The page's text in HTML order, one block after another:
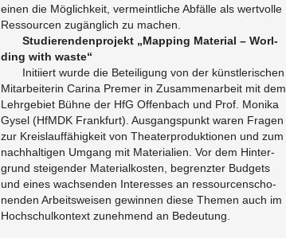
ei­nen die Mög­lich­keit, ver­meint­li­che Ab­fäl­le als wert­vol­le
Res­sour­cen zu­gäng­lich zu ma­chen.
Stu­die­ren­den­pro­jekt „Map­ping Ma­te­ri­al – Worl­
ding with waste“
In­iti­iert wurde die Be­tei­li­gung von der künst­le­ri­schen
Mit­ar­bei­te­rin Ca­ri­na Pre­mer in Zu­sam­men­ar­beit mit dem
Lehr­ge­biet Bühne der HfG Of­fen­bach und Prof. Mo­ni­ka
Gysel (HfMDK Frank­furt). Aus­gangs­punkt waren Fra­gen
zur Kreis­lauf­fä­hig­keit von Thea­ter­pro­duk­tio­nen und zum
nach­hal­ti­gen Um­gang mit Ma­te­ria­li­en. Vor dem Hin­ter­
grund stei­gen­der Ma­te­ri­al­kos­ten, be­grenz­ter Bud­gets
und eines wach­sen­den In­ter­es­ses an res­sour­cen­scho­
nen­den Ar­beits­wei­sen ge­win­nen diese The­men auch im
Hoch­schul­kon­text zu­neh­mend an Be­deu­tung.